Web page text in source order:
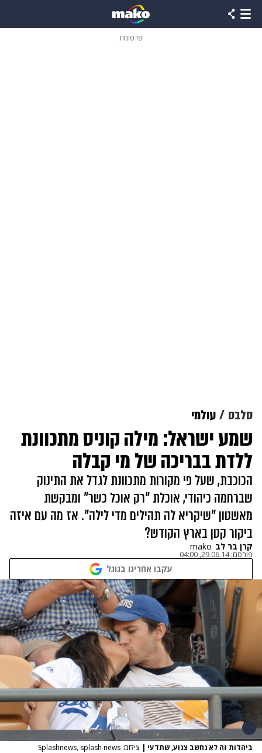
פרסומת
סלבס עולמי
שמע ישראל: מילה קוניס מתכוונת
ללדת בבריכה של מי קבלה
הכוכבת, שעל פי מקורות מתכוונת לגדל את התינוק
שברחמה כיהודי, אוכלת "רק אוכל כשר" ומבקשת
מאשטון "שיקריא לה תהילים מדי לילה". אז מה עם איזה
ביקור קטן בארץ הקודש?
קרן בר לב mako
פורסם:29.06.14, 04:00
עקבו אחרינו בגוגל
ביהדות זה לא נחשב צנוע, שתדעי | צילום: Splashnews, splash news